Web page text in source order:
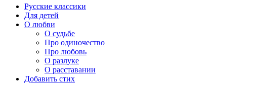
Русские классики
Для детей
О любви
О судьбе
Про одиночество
Про любовь
О разлуке
О расставании
Добавить стих